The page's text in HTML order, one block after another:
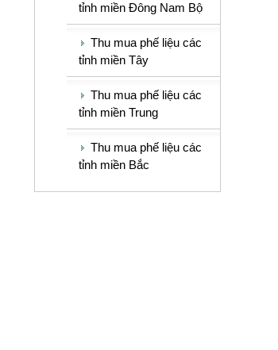
tỉnh miền Đông Nam Bộ
Thu mua phế liệu các
tỉnh miền Tây
Thu mua phế liệu các
tỉnh miền Trung
Thu mua phế liệu các
tỉnh miền Bắc